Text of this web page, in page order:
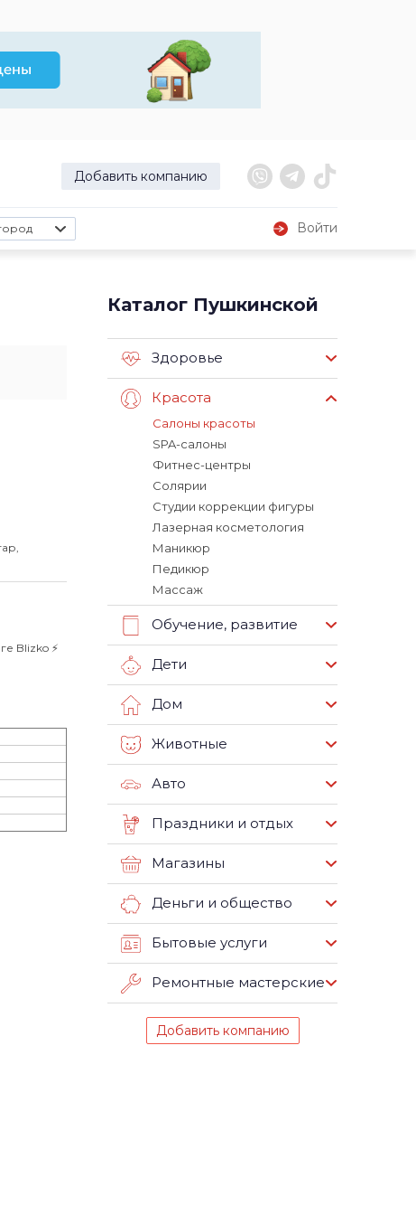
Добавить компанию
Войти
Blizko ⚡️
Каталог Пушкинской
Здоровье
Красота
Салоны красоты
SPA-салоны
Фитнес-центры
Солярии
Студии коррекции фигуры
Лазерная косметология
Маникюр
Педикюр
Массаж
Обучение, развитие
Дети
Дом
Животные
Авто
Праздники и отдых
Магазины
Деньги и общество
Бытовые услуги
Ремонтные мастерские
Добавить компанию